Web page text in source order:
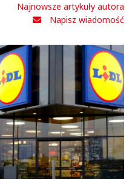
Najnowsze artykuły autora
Napisz wiadomość